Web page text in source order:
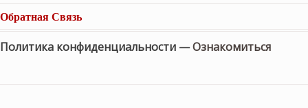
Обратная Связь
Политика конфиденциальности —Ознакомиться